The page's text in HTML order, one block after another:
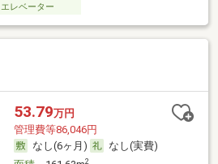
エレベーター
53.79万円
管理費等86,046円
なし(6ヶ月)
なし(実費)
2